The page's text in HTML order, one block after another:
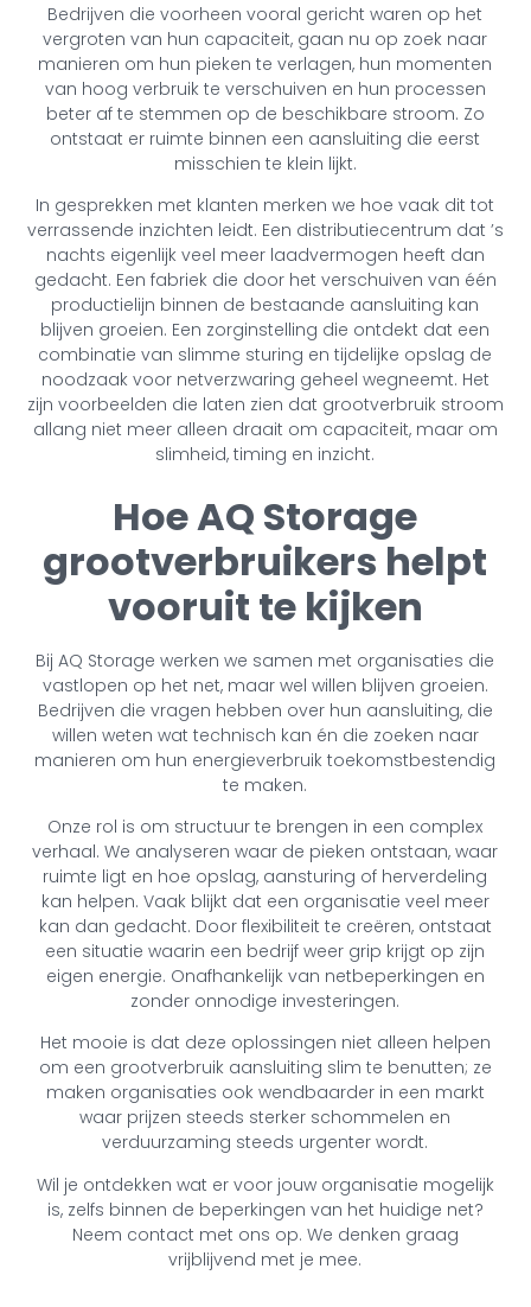
Bedrijven die voorheen vooral gericht waren op het
vergroten van hun capaciteit, gaan nu op zoek naar
manieren om hun pieken te verlagen, hun momenten
van hoog verbruik te verschuiven en hun processen
beter af te stemmen op de beschikbare stroom. Zo
ontstaat er ruimte binnen een aansluiting die eerst
misschien te klein lijkt.
In gesprekken met klanten merken we hoe vaak dit tot
verrassende inzichten leidt. Een distributiecentrum dat ’s
nachts eigenlijk veel meer laadvermogen heeft dan
gedacht. Een fabriek die door het verschuiven van één
productielijn binnen de bestaande aansluiting kan
blijven groeien. Een zorginstelling die ontdekt dat een
combinatie van slimme sturing en tijdelijke opslag de
noodzaak voor netverzwaring geheel wegneemt. Het
zijn voorbeelden die laten zien dat grootverbruik stroom
allang niet meer alleen draait om capaciteit, maar om
slimheid, timing en inzicht.
Hoe AQ Storage
grootverbruikers helpt
vooruit te kijken
Bij AQ Storage werken we samen met organisaties die
vastlopen op het net, maar wel willen blijven groeien.
Bedrijven die vragen hebben over hun aansluiting, die
willen weten wat technisch kan én die zoeken naar
manieren om hun energieverbruik toekomstbestendig
te maken.
Onze rol is om structuur te brengen in een complex
verhaal. We analyseren waar de pieken ontstaan, waar
ruimte ligt en hoe opslag, aansturing of herverdeling
kan helpen. Vaak blijkt dat een organisatie veel meer
kan dan gedacht. Door flexibiliteit te creëren, ontstaat
een situatie waarin een bedrijf weer grip krijgt op zijn
eigen energie. Onafhankelijk van netbeperkingen en
zonder onnodige investeringen.
Het mooie is dat deze oplossingen niet alleen helpen
om een grootverbruik aansluiting slim te benutten; ze
maken organisaties ook wendbaarder in een markt
waar prijzen steeds sterker schommelen en
verduurzaming steeds urgenter wordt.
Wil je ontdekken wat er voor jouw organisatie mogelijk
is, zelfs binnen de beperkingen van het huidige net?
Neem contact met ons op. We denken graag
vrijblijvend met je mee.